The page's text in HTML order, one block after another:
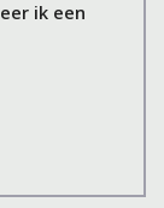
ik een